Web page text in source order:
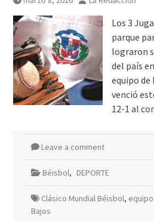
Los 3
parque
lograron
del país
equipo de
venció
12-1 al
Leave a comment
Béisbol, DEPORTE
Clásico Mundial Béisbol,
Bajos